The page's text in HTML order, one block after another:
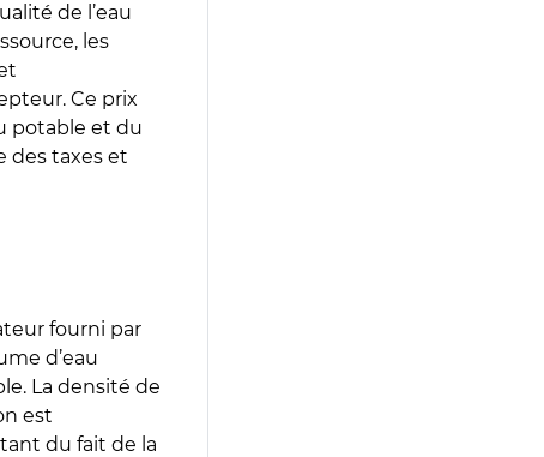
de l’eau
les
Ce prix
potable et du
des taxes et
fourni par
d’eau
La densité de
est
du fait de la